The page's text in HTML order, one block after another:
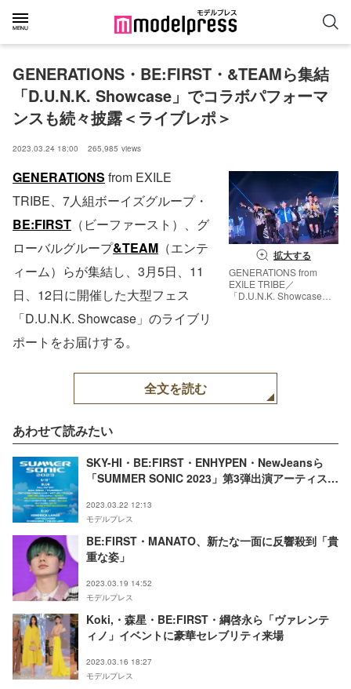
GENERATIONS・BE:FIRST・&TEAMら集結
「D.U.N.K. Showcase」でコラボパフォーマ
ンスも続々披露＜ライブレポ＞
2023.03.24 18:00 265,985 views
拡大する
GENERATIONS from
EXILE TRIBE／
「D.U.N.K. Showcase」
GENERATIONS from EXILE
TRIBE、7人組ボーイズグループ・
BE:FIRST （ビーファースト）、グ
ローバルグループ&TEAM （エンテ
ィーム）らが集結し、3月5日、11
日、12日に開催した大型フェス
「D.U.N.K. Showcase」のライブリ
ポートをお届けする。
全文を読む
あわせて読みたい
SKY-HI・BE:FIRST・ENHYPEN・NewJeansら
「SUMMER SONIC 2023」第3弾出演アーティスト
2023.03.22 12:13
モデルプレス
BE:FIRST・MANATO、新たな一面に反響殺到「貴
重な姿」
2023.03.19 14:52
モデルプレス
Koki,・森星・BE:FIRST・綱啓永ら「ヴァレンテ
ィノ」イベントに豪華セレブリティ来場
2023.03.16 18:27
モデルプレス